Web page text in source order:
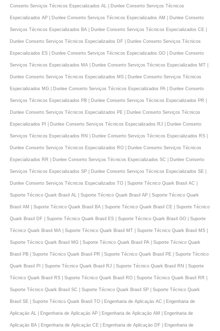
Conserto Serviços Técnicos Especializados AL | Dunlee Conserto Serviços Técnicos
Especializados AP | Dunlee Conserto Serviços Técnicos Especializados AM | Dunlee Conserto
Serviços Técnicos Especializados BA | Dunlee Conserto Serviços Técnicos Especializados CE |
Dunlee Conserto Serviços Técnicos Especializados DF | Dunlee Conserto Serviços Técnicos
Especializados ES | Dunlee Conserto Serviços Técnicos Especializados GO | Dunlee Conserto
Serviços Técnicos Especializados MA | Dunlee Conserto Serviços Técnicos Especializados MT |
Dunlee Conserto Serviços Técnicos Especializados MS | Dunlee Conserto Serviços Técnicos
Especializados MG | Dunlee Conserto Serviços Técnicos Especializados PA | Dunlee Conserto
Serviços Técnicos Especializados PB | Dunlee Conserto Serviços Técnicos Especializados PR |
Dunlee Conserto Serviços Técnicos Especializados PE | Dunlee Conserto Serviços Técnicos
Especializados PI | Dunlee Conserto Serviços Técnicos Especializados RJ | Dunlee Conserto
Serviços Técnicos Especializados RN | Dunlee Conserto Serviços Técnicos Especializados RS |
Dunlee Conserto Serviços Técnicos Especializados RO | Dunlee Conserto Serviços Técnicos
Especializados RR | Dunlee Conserto Serviços Técnicos Especializados SC | Dunlee Conserto
Serviços Técnicos Especializados SP | Dunlee Conserto Serviços Técnicos Especializados SE |
Dunlee Conserto Serviços Técnicos Especializados TO | Suporte Técnico Quark Brasil AC |
Suporte Técnico Quark Brasil AL | Suporte Técnico Quark Brasil AP | Suporte Técnico Quark
Brasil AM | Suporte Técnico Quark Brasil BA | Suporte Técnico Quark Brasil CE | Suporte Técnico
Quark Brasil DF | Suporte Técnico Quark Brasil ES | Suporte Técnico Quark Brasil GO | Suporte
Técnico Quark Brasil MA | Suporte Técnico Quark Brasil MT | Suporte Técnico Quark Brasil MS |
Suporte Técnico Quark Brasil MG | Suporte Técnico Quark Brasil PA | Suporte Técnico Quark
Brasil PB | Suporte Técnico Quark Brasil PR | Suporte Técnico Quark Brasil PE | Suporte Técnico
Quark Brasil PI | Suporte Técnico Quark Brasil RJ | Suporte Técnico Quark Brasil RN | Suporte
Técnico Quark Brasil RS | Suporte Técnico Quark Brasil RO | Suporte Técnico Quark Brasil RR |
Suporte Técnico Quark Brasil SC | Suporte Técnico Quark Brasil SP | Suporte Técnico Quark
Brasil SE | Suporte Técnico Quark Brasil TO | Engenharia de Aplicaçāo AC | Engenharia de
Aplicaçāo AL | Engenharia de Aplicaçāo AP | Engenharia de Aplicaçāo AM | Engenharia de
Aplicaçāo BA | Engenharia de Aplicaçāo CE | Engenharia de Aplicaçāo DF | Engenharia de